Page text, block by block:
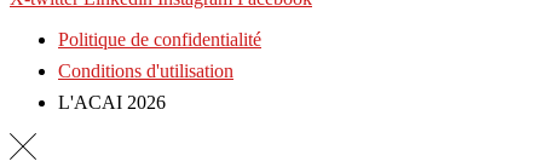
Politique de confidentialité
Conditions d'utilisation
L'ACAI 2026